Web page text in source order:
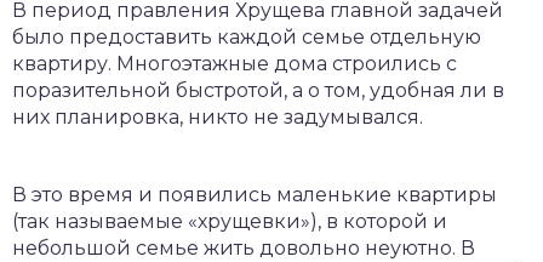
В период правления Хрущева главной задачей
было предоставить каждой семье отдельную
квартиру. Многоэтажные дома строились с
поразительной быстротой, а о том, удобная ли в
них планировка, никто не задумывался.
В это время и появились маленькие квартиры
(так называемые «хрущевки»), в которой и
небольшой семье жить довольно неуютно. В